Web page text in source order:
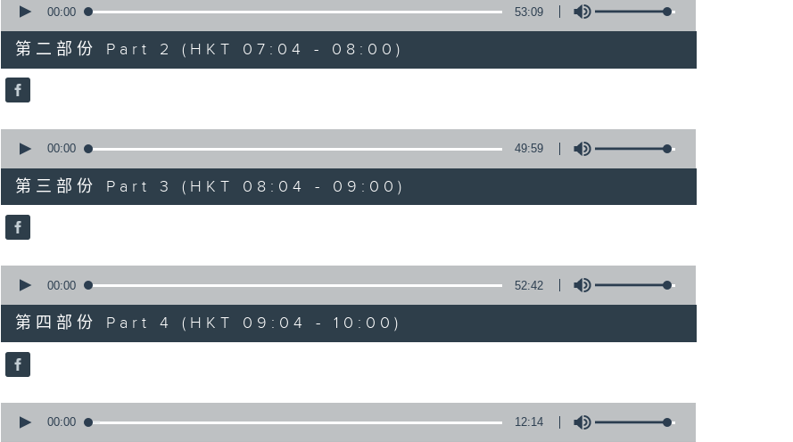
seconds
53
minutes,
9
seconds
90%
00:00 53:09
第二部份 Part 2 (HKT 07:04 - 08:00)
seconds
49
minutes,
59
seconds
90%
00:00 49:59
第三部份 Part 3 (HKT 08:04 - 09:00)
seconds
52
minutes,
42
seconds
90%
00:00 52:42
第四部份 Part 4 (HKT 09:04 - 10:00)
seconds
00:00 12:14